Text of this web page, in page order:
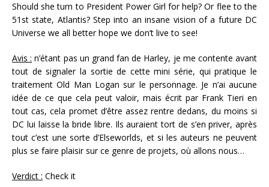
Should she turn to President Power Girl for help? Or flee to the
51st state, Atlantis? Step into an insane vision of a future DC
Universe we all better hope we don’t live to see!
Avis : n’étant pas un grand fan de Harley, je me contente avant
tout de signaler la sortie de cette mini série, qui pratique le
traitement Old Man Logan sur le personnage. Je n’ai aucune
idée de ce que cela peut valoir, mais écrit par Frank Tieri en
tout cas, cela promet d’être assez rentre dedans, du moins si
DC lui laisse la bride libre. Ils auraient tort de s’en priver, après
tout c’est une sorte d’Elseworlds, et si les auteurs ne peuvent
plus se faire plaisir sur ce genre de projets, où allons nous…
Verdict : Check it